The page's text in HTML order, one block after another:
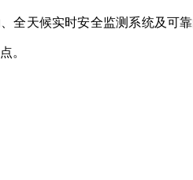
全天候实时安全监测系统及可
。